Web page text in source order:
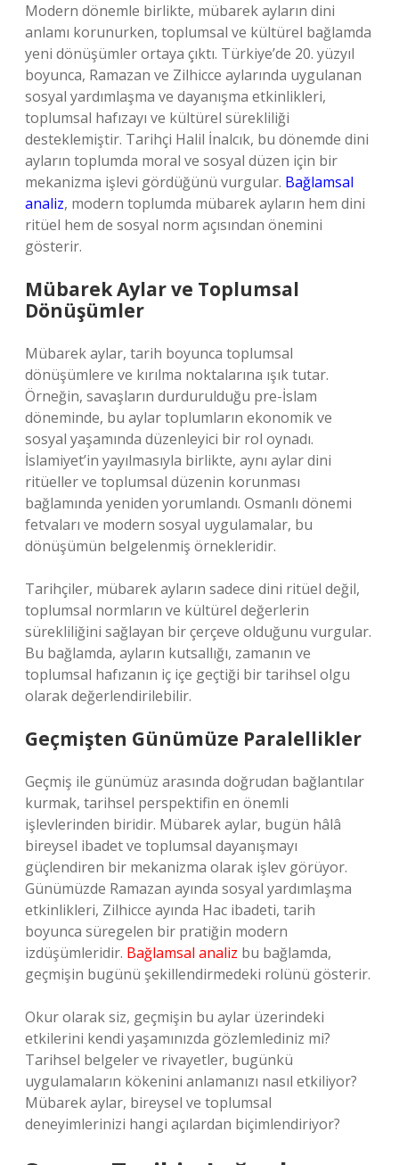
Modern dönemle birlikte, mübarek ayların dini
anlamı korunurken, toplumsal ve kültürel bağlamda
yeni dönüşümler ortaya çıktı. Türkiye’de 20. yüzyıl
boyunca, Ramazan ve Zilhicce aylarında uygulanan
sosyal yardımlaşma ve dayanışma etkinlikleri,
toplumsal hafızayı ve kültürel sürekliliği
desteklemiştir. Tarihçi Halil İnalcık, bu dönemde dini
ayların toplumda moral ve sosyal düzen için bir
mekanizma işlevi gördüğünü vurgular. Bağlamsal
analiz, modern toplumda mübarek ayların hem dini
ritüel hem de sosyal norm açısından önemini
gösterir.
Mübarek Aylar ve Toplumsal
Dönüşümler
Mübarek aylar, tarih boyunca toplumsal
dönüşümlere ve kırılma noktalarına ışık tutar.
Örneğin, savaşların durdurulduğu pre-İslam
döneminde, bu aylar toplumların ekonomik ve
sosyal yaşamında düzenleyici bir rol oynadı.
İslamiyet’in yayılmasıyla birlikte, aynı aylar dini
ritüeller ve toplumsal düzenin korunması
bağlamında yeniden yorumlandı. Osmanlı dönemi
fetvaları ve modern sosyal uygulamalar, bu
dönüşümün belgelenmiş örnekleridir.
Tarihçiler, mübarek ayların sadece dini ritüel değil,
toplumsal normların ve kültürel değerlerin
sürekliliğini sağlayan bir çerçeve olduğunu vurgular.
Bu bağlamda, ayların kutsallığı, zamanın ve
toplumsal hafızanın iç içe geçtiği bir tarihsel olgu
olarak değerlendirilebilir.
Geçmişten Günümüze Paralellikler
Geçmiş ile günümüz arasında doğrudan bağlantılar
kurmak, tarihsel perspektifin en önemli
işlevlerinden biridir. Mübarek aylar, bugün hâlâ
bireysel ibadet ve toplumsal dayanışmayı
güçlendiren bir mekanizma olarak işlev görüyor.
Günümüzde Ramazan ayında sosyal yardımlaşma
etkinlikleri, Zilhicce ayında Hac ibadeti, tarih
boyunca süregelen bir pratiğin modern
izdüşümleridir. Bağlamsal analiz bu bağlamda,
geçmişin bugünü şekillendirmedeki rolünü gösterir.
Okur olarak siz, geçmişin bu aylar üzerindeki
etkilerini kendi yaşamınızda gözlemlediniz mi?
Tarihsel belgeler ve rivayetler, bugünkü
uygulamaların kökenini anlamanızı nasıl etkiliyor?
Mübarek aylar, bireysel ve toplumsal
deneyimlerinizi hangi açılardan biçimlendiriyor?